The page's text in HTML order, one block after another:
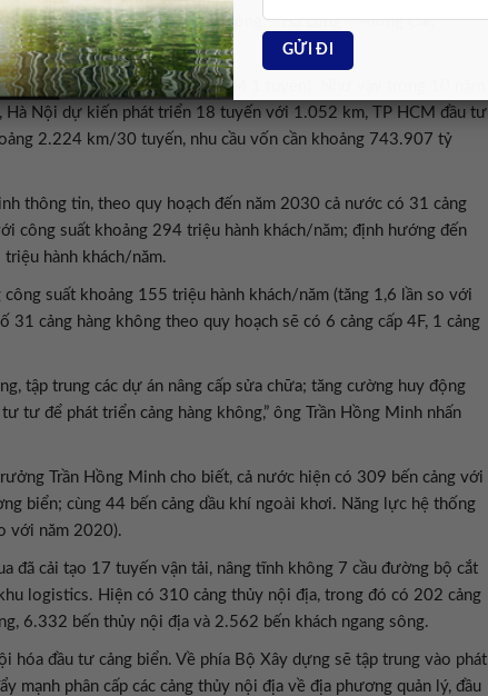
Hà Nội – Lạng Sơn, Hải Phòng – Hạ Long – Móng Cái,
tuyến (Hà Nội 2 tuyến, TP.HCM 1 tuyến). Như vậy trong 10 năm
Nội dự kiến phát triển 18 tuyến với 1.052 km, TP HCM đầu tư
2.224 km/30 tuyến, nhu cầu vốn cần khoảng 743.907 tỷ
thông tin, theo quy hoạch đến năm 2030 cả nước có 31 cảng
công suất khoảng 294 triệu hành khách/năm; định hướng đến
hành khách/năm.
suất khoảng 155 triệu hành khách/năm (tăng 1,6 lần so với
cảng hàng không theo quy hoạch sẽ có 6 cảng cấp 4F, 1 cảng
tập trung các dự án nâng cấp sửa chữa; tăng cường huy động
tư để phát triển cảng hàng không,” ông Trần Hồng Minh nhấn
Trần Hồng Minh cho biết, cả nước hiện có 309 bến cảng với
biển; cùng 44 bến cảng dầu khí ngoài khơi. Năng lực hệ thống
với năm 2020).
đã cải tạo 17 tuyến vận tải, nâng tĩnh không 7 cầu đường bộ cắt
logistics. Hiện có 310 cảng thủy nội địa, trong đó có 202 cảng
6.332 bến thủy nội địa và 2.562 bến khách ngang sông.
hóa đầu tư cảng biển. Về phía Bộ Xây dựng sẽ tập trung vào phát
mạnh phân cấp các cảng thủy nội địa về địa phương quản lý, đầu